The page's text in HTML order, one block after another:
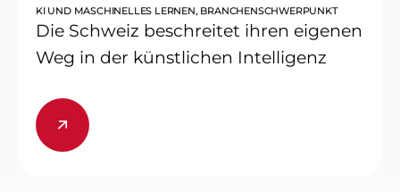
KI UND MASCHINELLES LERNEN, BRANCHENSCHWERPUNKT
Die Schweiz beschreitet ihren eigenen
Weg in der künstlichen Intelligenz